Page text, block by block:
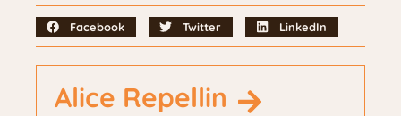
Facebook Twitter LinkedIn
Alice Repellin